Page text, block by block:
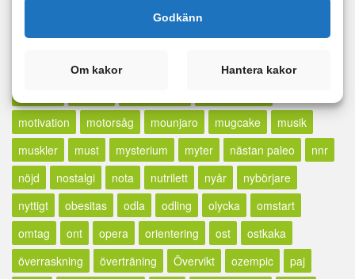
mental träning
midsommar
militären miniatyrer
minibands
minne för livet
minutmaningen möblera
modifast
motivation
motorsåg mounjaro mugcake
musik
muskler
must mysterium myter nästan paleo
nnr
nöjd
nostalgi nota nutrilett nyår
nybörjare
nyttigt
obesitas odla odling olycka
omstart
omtag
ont opera orientering ost
ostkaka
överraskning
överträning Övervikt ozempic
paj
Godkänn
Om kakor Hantera kakor